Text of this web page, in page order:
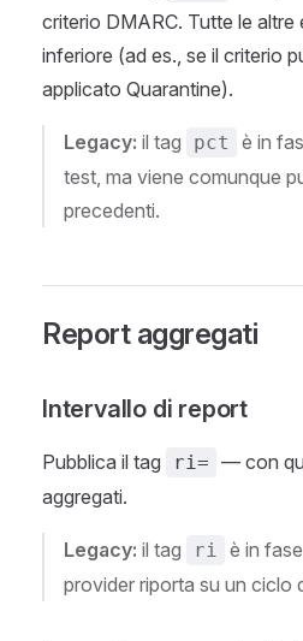
criterio DMARC. Tutte le
inferiore (ad es., se il criterio
applicato Quarantine).
Legacy: il tag pct
è in
test, ma viene comunque
precedenti.
Report aggregati
Intervallo di report
Pubblica il tag ri= — con
aggregati.
Legacy: il tag ri è in
provider riporta su un ciclo